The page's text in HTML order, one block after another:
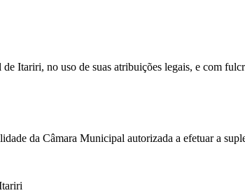
Itariri, no uso de suas atribuições legais, e com
Câmara Municipal autorizada a efetuar a